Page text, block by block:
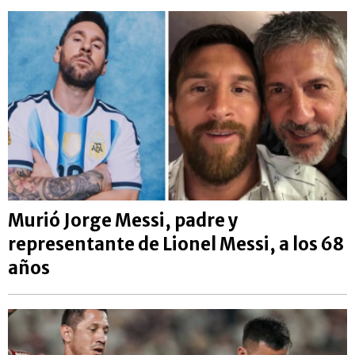
Murió Jorge Messi, padre y
representante de Lionel Messi, a los 68
años